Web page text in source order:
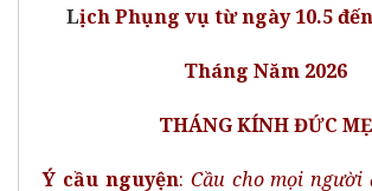
Lịch Phụng vụ từ ngày 10.5 đến
Tháng Năm 2026
THÁNG KÍNH ĐỨC MẸ
Ý cầu nguyện: Cầu cho mọi người